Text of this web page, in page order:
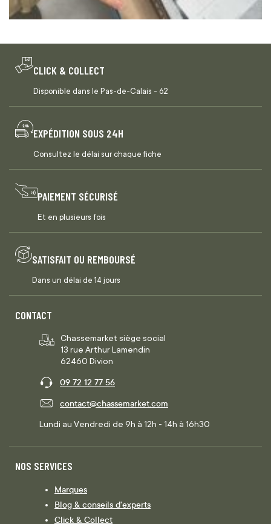
CLICK & COLLECT
Disponible dans le Pas-de-Calais - 62
EXPÉDITION SOUS 24H
Consultez le délai sur chaque fiche
PAIEMENT SÉCURISÉ
Et en plusieurs fois
SATISFAIT OU REMBOURSÉ
Dans un délai de 14 jours
CONTACT
Chassemarket siège social
13 rue Arthur Lamendin
62460 Divion
09 72 12 77 56
contact@chassemarket.com
Lundi au Vendredi de 9h à 12h - 14h à 16h30
NOS SERVICES
Marques
Blog & conseils d'experts
Click & Collect